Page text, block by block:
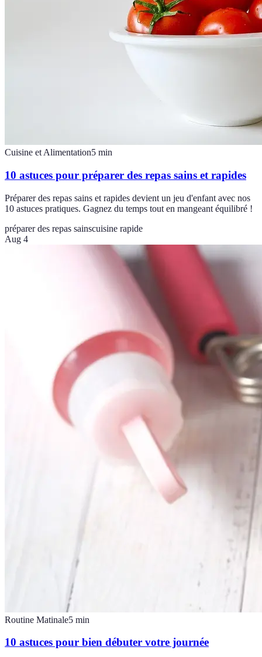
Cuisine et Alimentation5 min
10 astuces pour préparer des repas sains et rapides
Préparer des repas sains et rapides devient un jeu d'enfant avec nos
10 astuces pratiques. Gagnez du temps tout en mangeant équilibré !
préparer des repas sainscuisine rapide
Aug 4
Routine Matinale5 min
10 astuces pour bien débuter votre journée